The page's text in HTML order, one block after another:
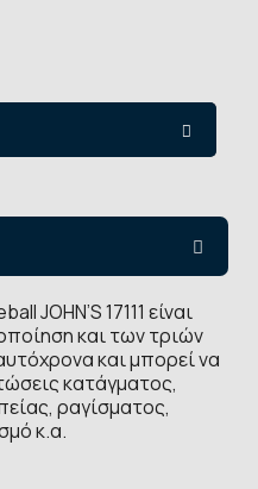
JOHN’S 17111 είναι
και των τριών
και μπορεί να
κατάγματος,
ραγίσματος,
κ.α.